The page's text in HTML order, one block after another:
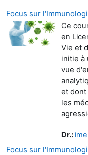
Focus sur
Ce
en
Vie et
initie à
vue
et
les
Dr.:
Focus sur